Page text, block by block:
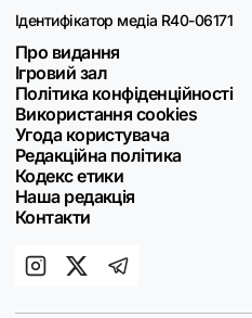
Ідентифікатор медіа R40-06171
Про видання
Ігровий зал
Політика конфіденційності
Використання cookies
Угода користувача
Редакційна політика
Кодекс етики
Наша редакція
Контакти